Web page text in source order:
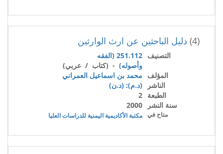
(4) دليل الباحثين عن ارث الوارثين
التصنيف
251.112 (الفقه
وأصوله) - (كتاب / عربي)
المؤلف
محمد بن اسماعيل العمراني
الناشر
(د.م): (د.ن)
الطبعة 2
سنة النشر
2000
متاح في مكتبة الأكاديمية اليمنية للدراسات العليا